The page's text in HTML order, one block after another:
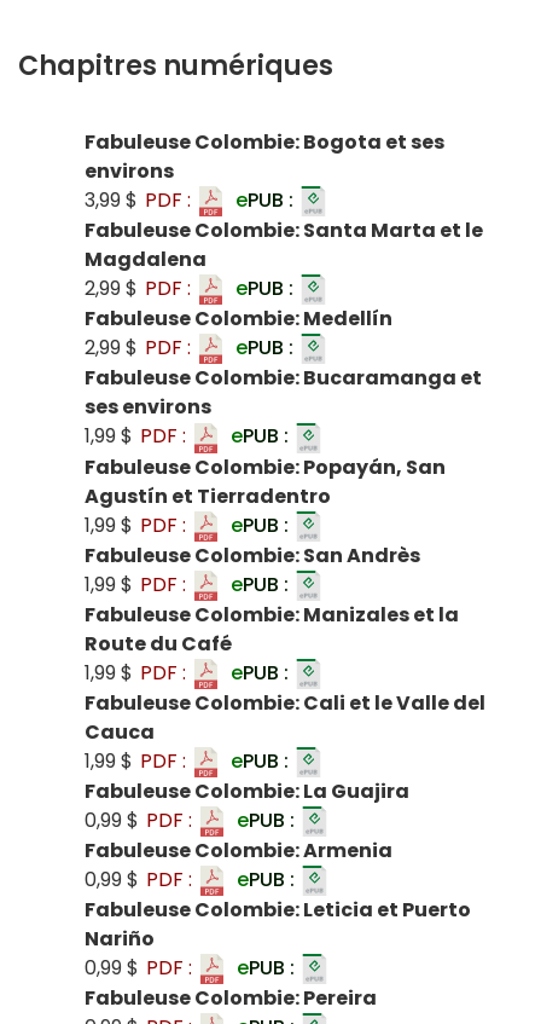
Chapitres numériques
Fabuleuse Colombie: Bogota et ses
environs
3,99 $ PDF : ePUB :
Fabuleuse Colombie: Santa Marta et le
Magdalena
2,99 $ PDF : ePUB :
Fabuleuse Colombie: Medellín
2,99 $ PDF : ePUB :
Fabuleuse Colombie: Bucaramanga et
ses environs
1,99 $ PDF : ePUB :
Fabuleuse Colombie: Popayán, San
Agustín et Tierradentro
1,99 $ PDF : ePUB :
Fabuleuse Colombie: San Andrès
1,99 $ PDF : ePUB :
Fabuleuse Colombie: Manizales et la
Route du Café
1,99 $ PDF : ePUB :
Fabuleuse Colombie: Cali et le Valle del
Cauca
1,99 $ PDF : ePUB :
Fabuleuse Colombie: La Guajira
0,99 $ PDF : ePUB :
Fabuleuse Colombie: Armenia
0,99 $ PDF : ePUB :
Fabuleuse Colombie: Leticia et Puerto
Nariño
0,99 $ PDF : ePUB :
Fabuleuse Colombie: Pereira